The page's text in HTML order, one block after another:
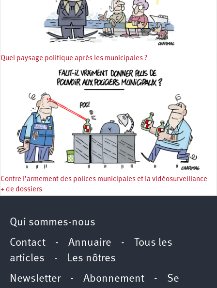
Quel paysage politique après les municipales ?
Contre l’armement des polices municipales et la vidéosurveillance
+ de dossiers
Qui sommes-nous
Contact - Annuaire -
Tous les
articles - Les nôtres
Newsletter- Abonnement - Se